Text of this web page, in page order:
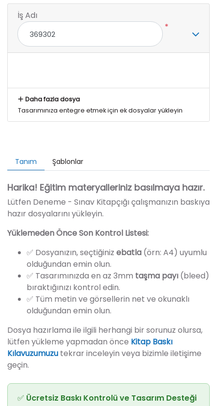
Tanım Şablonlar
Harika! Eğitim materyalleriniz basılmaya hazır.
Lütfen Deneme - Sınav Kitapçığı çalışmanızın baskıya
hazır dosyalarını yükleyin.
Yüklemeden Önce Son Kontrol Listesi:
✅ Dosyanızın, seçtiğiniz ebatla (örn: A4) uyumlu
olduğundan emin olun.
✅ Tasarımınızda en az 3mm taşma payı (bleed)
bıraktığınızı kontrol edin.
✅ Tüm metin ve görsellerin net ve okunaklı
olduğundan emin olun.
Dosya hazırlama ile ilgili herhangi bir sorunuz olursa,
lütfen yükleme yapmadan önce Kitap Baskı
Kılavuzumuzu tekrar inceleyin veya bizimle iletişime
geçin.
✅ Ücretsiz Baskı Kontrolü ve Tasarım Desteği
İş Adı
*
Daha fazla dosya
Tasarımınıza entegre etmek için ek dosyalar yükleyin